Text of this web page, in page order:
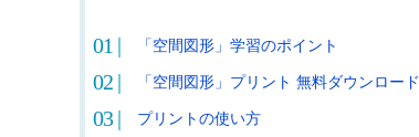
「空間図形」学習のポイント
「空間図形」プリント 無料ダウンロード
プリントの使い方